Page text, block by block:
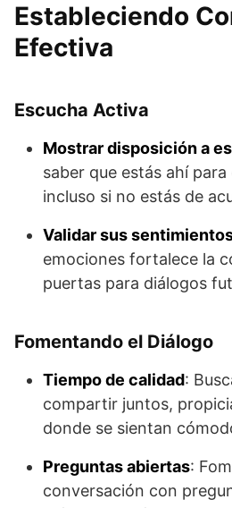
Estableciendo
Efectiva
Escucha Activa
Mostrar disposición a
saber que estás ahí
incluso si no estás de
Validar sus
emociones fortalece la
puertas para diálogos
Fomentando el Diálogo
Tiempo de calidad:
compartir juntos,
donde se sientan
Preguntas abiertas:
conversación con